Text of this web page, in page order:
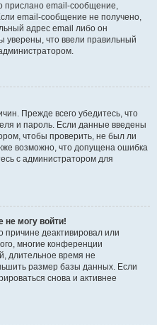
прислано email-сообщение,
email-сообщение не получено,
адрес email либо он
уверены, что ввели правильный
Прежде всего убедитесь, что
и пароль. Если данные введены
чтобы проверить, не был ли
возможно, что допущена ошибка
с администратором для
не могу войти!
причине деактивировал или
многие конференции
длительное время не
размер базы данных. Если
снова и активнее